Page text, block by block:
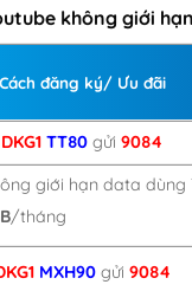
không giới hạn
Cách đăng ký/ Ưu đãi
DKG1 TT80 gửi 9084
giới hạn data dùng
/tháng
MXH90 gửi 9084